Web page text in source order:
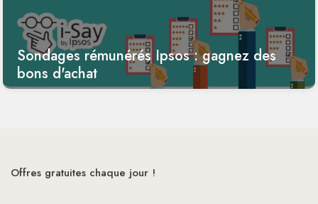
Sondages rémunérés Ipsos : gagnez des
bons d'achat
Offres gratuites chaque jour !